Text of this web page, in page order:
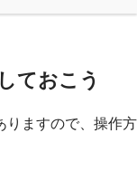
ておこう
りますので、操作方